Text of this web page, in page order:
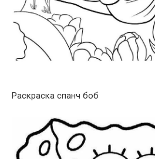
Раскраска спанч боб